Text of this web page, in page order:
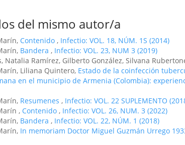
del mismo autor/a
Contenido , Infectio: VOL. 18, NÚM. 1S (2014)
Bandera , Infectio: VOL. 23, NUM 3 (2019)
Natalia Ramírez, Gilberto González, Silvana
Liliana Quintero, Estado de la coinfección
en el municipio de Armenia (Colombia):
Resumenes , Infectio: VOL. 22 SUPLEMENTO
, Contenido , Infectio: VOL. 26, NUM. 3 (2022)
Bandera , Infectio: VOL. 22, NÚM. 1 (2018)
In memoriam Doctor Miguel Guzmán Urrego